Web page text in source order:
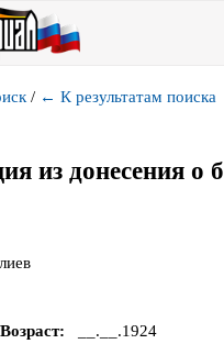
/ ← К результатам поиска
из донесения о
__.__.1924